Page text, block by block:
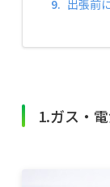
9. 出張前
1.ガス・